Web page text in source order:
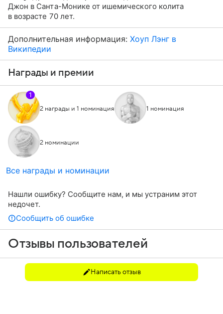
Награды и премии
1
2 награды и 1 номинация 1 номинация
2 номинации
Все награды и номинации
Джон в Санта-Монике от ишемического колита
в возрасте 70 лет.
Дополнительная информация: Хоуп Лэнг в
Википедии
Нашли ошибку? Сообщите нам, и мы устраним этот
недочет.
Сообщить об ошибке
Отзывы пользователей
Написать отзыв